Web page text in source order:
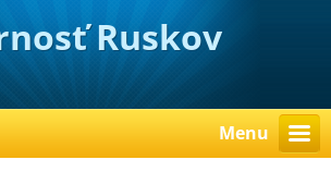
Ruskov
Menu